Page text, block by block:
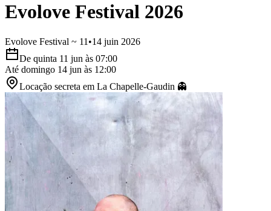
Evolove Festival 2026
Evolove Festival ~ 11•14 juin 2026
De quinta 11 jun às 07:00
Até domingo 14 jun às 12:00
Locação secreta em La Chapelle-Gaudin 👻